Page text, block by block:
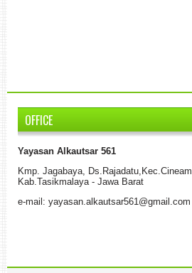
OFFICE
Yayasan Alkautsar 561
Kmp. Jagabaya, Ds. Rajadatu, Kec.Cineam
Kab.Tasikmalaya - Jawa Barat
e-mail: yayasan.alkautsar561@gmail.com